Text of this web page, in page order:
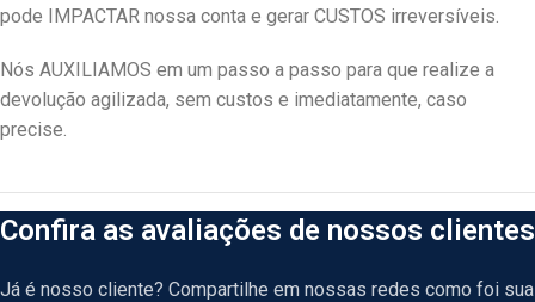
pode IMPACTAR nossa conta e gerar CUSTOS irreversíveis.
Nós AUXILIAMOS em um passo a passo para que realize a
devolução agilizada, sem custos e imediatamente, caso
precise.
Confira as avaliações de nossos clientes
Já é nosso cliente? Compartilhe em nossas redes como foi sua